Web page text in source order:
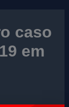
caso
em